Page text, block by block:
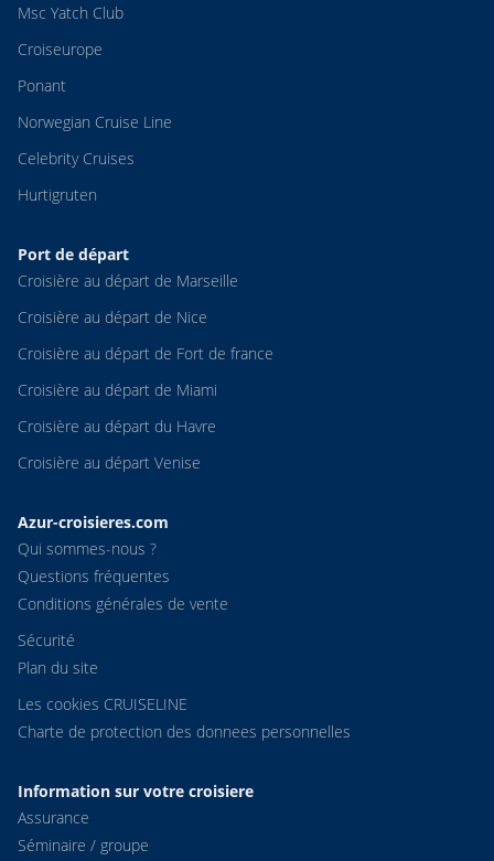
Msc Yatch Club
Croiseurope
Ponant
Norwegian Cruise Line
Celebrity Cruises
Hurtigruten
Port de départ
Croisière au départ de Marseille
Croisière au départ de Nice
Croisière au départ de Fort de france
Croisière au départ de Miami
Croisière au départ du Havre
Croisière au départ Venise
Azur-croisieres.com
Qui sommes-nous ?
Questions fréquentes
Conditions générales de vente
Sécurité
Plan du site
Les cookies CRUISELINE
Charte de protection des donnees personnelles
Information sur votre croisiere
Assurance
Séminaire / groupe